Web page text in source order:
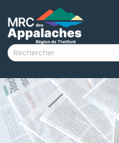
submenu (La MRC )
submenu (Citoyens )
submenu (Visiteurs )
submenu (Nouvelles )
submenu (Documentation )